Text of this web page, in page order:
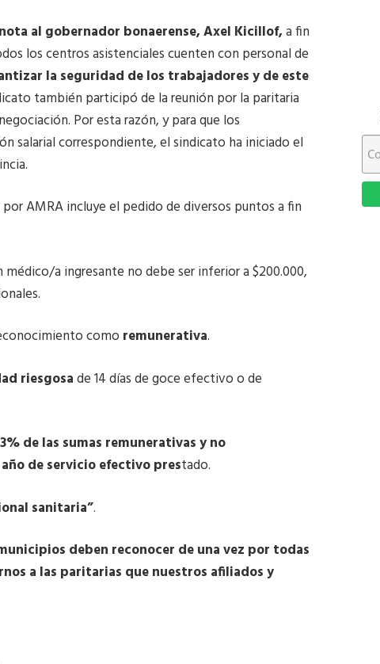
al gobernador bonaerense, Axel Kicillof,a fin
los centros asistenciales cuenten con personal de
la seguridad de los trabajadores y de este
también participó de la reunión por la paritaria
Por esta razón, y para que los
salarial correspondiente, el sindicato ha iniciado el
AMRA incluye el pedido de diversos puntos a fin
médico/a ingresante no debe ser inferior a $200.000,
como remunerativa.
riesgosade 14 días de goce efectivo o de
de las sumas remunerativas y no
de servicio efectivo prestado.
sanitaria”.
deben reconocer de una vez por todas
a las paritarias que nuestros afiliados y